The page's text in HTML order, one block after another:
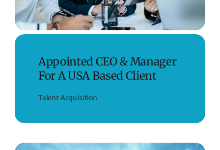
Appointed CEO & Manager
For A USA Based Client
Talent Acquisition